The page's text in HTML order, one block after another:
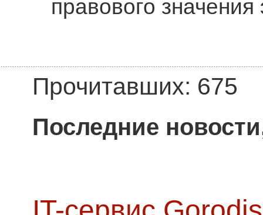
правового
Прочитавших: 675
Последние